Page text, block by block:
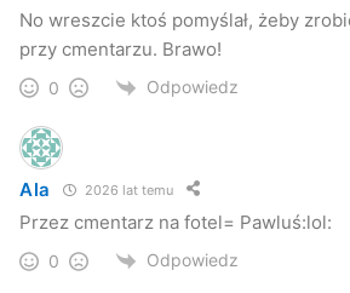
No wreszcie ktoś pomyślał, żeby
przy cmentarzu. Brawo!
0 Odpowiedz
Ala 2026 lat temu
Przez cmentarz na fotel= Pawluś:lol:
0 Odpowiedz